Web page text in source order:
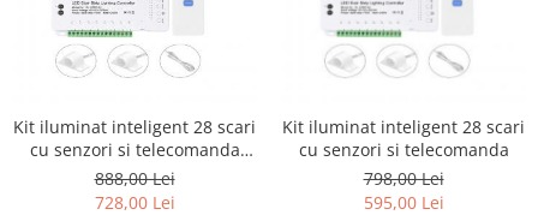
Kit iluminat inteligent 28 scari
cu senzori si telecomanda
Complet
888,00 Lei
728,00 Lei
Kit iluminat inteligent 28 scari
cu senzori si telecomanda
798,00 Lei
595,00 Lei